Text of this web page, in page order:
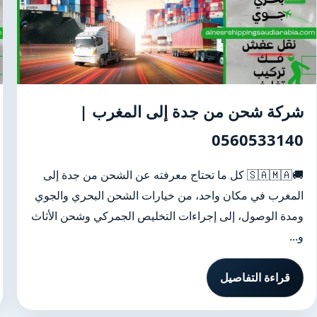
شركة شحن من جدة إلى المغرب |
0560533140
🚚🇸🇦🇲🇦 كل ما تحتاج معرفته عن الشحن من جدة إلى
المغرب في مكان واحد، من خيارات الشحن البحري والجوي
ومدة الوصول، إلى إجراءات التخليص الجمركي وشحن الأثاث
و...
قراءة التفاصيل